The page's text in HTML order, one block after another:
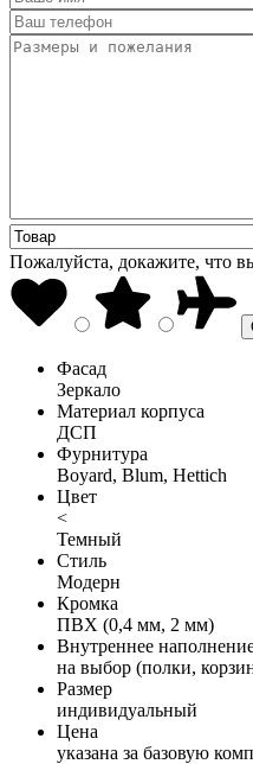
Пожалуйста, докажите, что
Фасад
Зеркало
Материал корпуса
ДСП
Фурнитура
Boyard, Blum, Hettich
Цвет
<
Темный
Стиль
Модерн
Кромка
ПВХ (0,4 мм, 2 мм)
Внутреннее
на выбор (полки,
Размер
индивидуальный
Цена
указана за базовую